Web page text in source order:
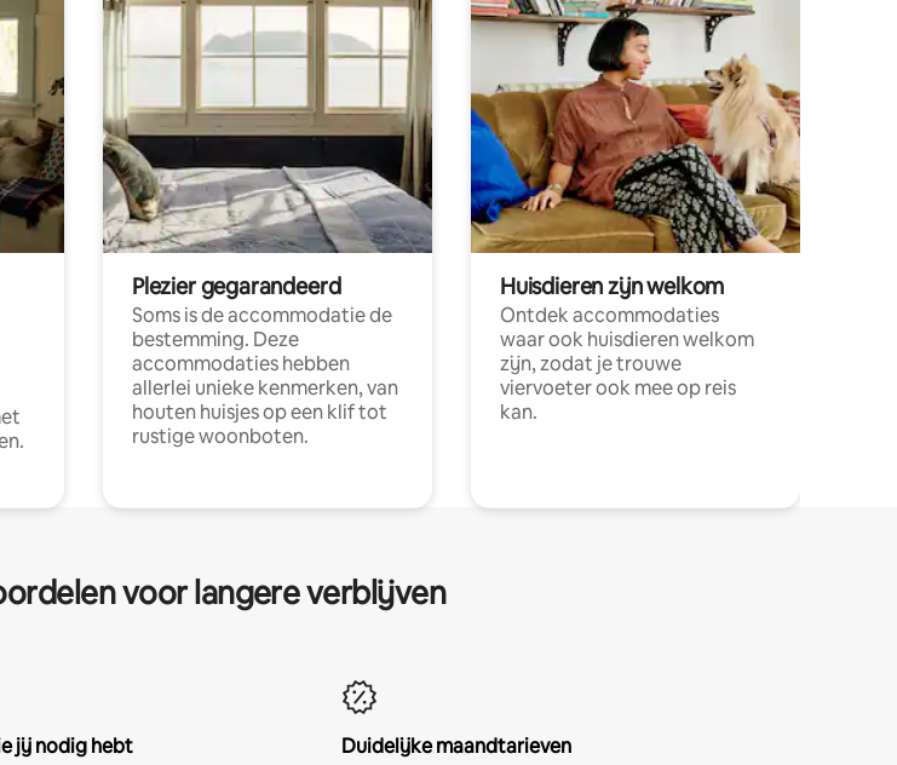
Plezier gegarandeerd
Soms is de accommodatie de
bestemming. Deze
accommodaties hebben
allerlei unieke kenmerken, van
houten huisjes op een klif tot
rustige woonboten.
Huisdieren zijn welkom
Ontdek accommodaties
waar ook huisdieren welkom
zijn, zodat je trouwe
viervoeter ook mee op reis
kan.
voor langere verblijven
jij nodig hebt
Duidelijke maandtarieven